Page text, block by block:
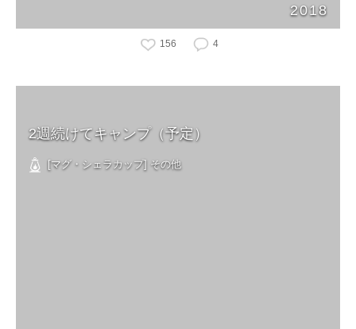
2018
156 4
2週続けてキャンプ（予定）
[マグ・シェラカップ] その他